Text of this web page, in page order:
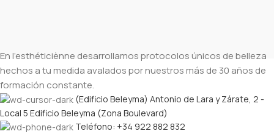
En l’esthéticiènne desarrollamos protocolos únicos de belleza
hechos a tu medida avalados por nuestros más de 30 años de
formación constante.
(Edificio Beleyma) Antonio de Lara y Zárate, 2 -
Local 5 Edificio Beleyma (Zona Boulevard)
Teléfono: +34 922 882 832